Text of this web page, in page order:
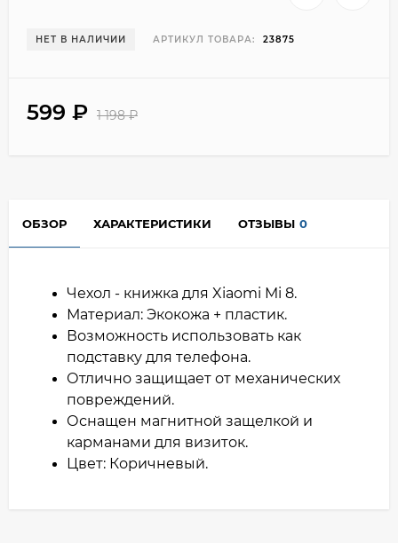
НЕТ В НАЛИЧИИ АРТИКУЛ ТОВАРА: 23875
599 ₽ 1 198₽
ОБЗОР ХАРАКТЕРИСТИКИ ОТЗЫВЫ 0
Чехол - книжка для Xiaomi Mi 8.
Материал: Экокожа + пластик.
Возможность использовать как
подставку для телефона.
Отлично защищает от механических
повреждений.
Оснащен магнитной защелкой и
карманами для визиток.
Цвет: Коричневый.